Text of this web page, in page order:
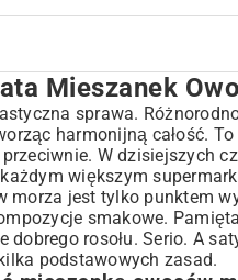
Owoców Morza
owoców morza w domu?
mieszankach
Mieszanki?
Smażoną Mieszankę
i marynowanie
Mieszanek
sprawa.
harmonijną całość.
W dzisiejszych
większym
morza jest tylko punktem
smakowe.
dobrego rosołu. Serio. A
podstawowych zasad.